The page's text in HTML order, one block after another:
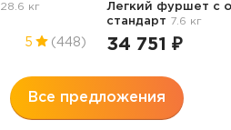
28.6 кг
5 (448)
Легкий фуршет с
стандарт 7.6 кг
34 751 ₽
Все предложения